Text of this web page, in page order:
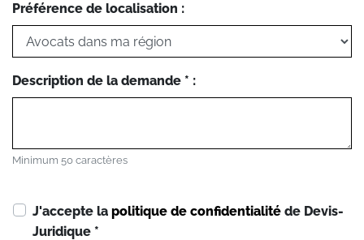
Préférence de localisation :
Description de la demande * :
Minimum 50 caractères
J'accepte la politique de confidentialité de Devis-
Juridique *